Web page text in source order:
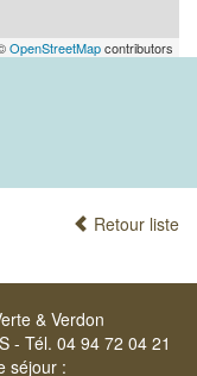
OpenStreetMapcontributors
Retour liste
& Verdon
- Tél. 04 94 72 04 21
séjour :